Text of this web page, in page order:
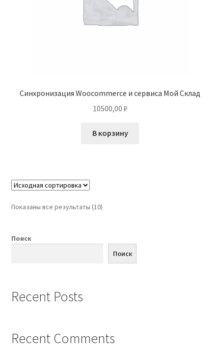
Синхронизация Woocommerce и сервиса Мой Склад
10500,00 ₽
В корзину
Показаны все результаты (10)
Поиск
Поиск
Recent Posts
Recent Comments